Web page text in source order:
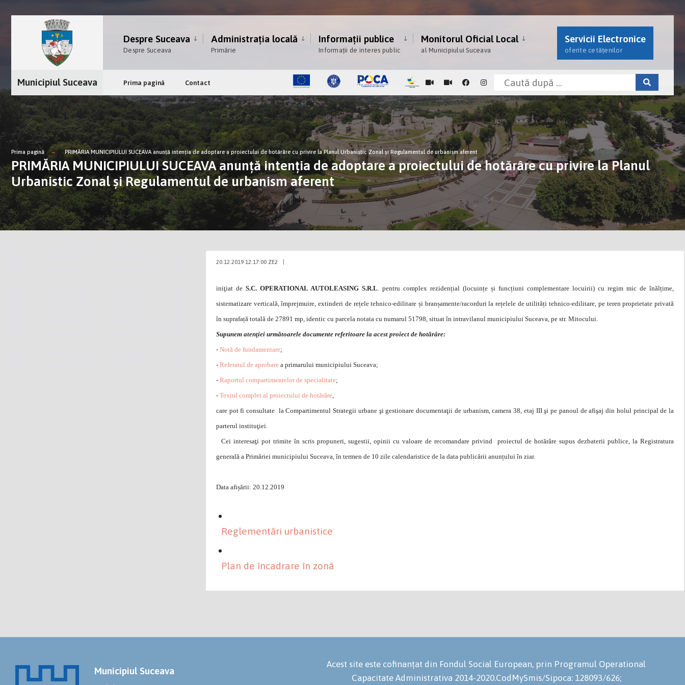
Despre Suceava
Despre Suceava
Administrația locală
Primărie
Informații publice
Informații de interes public
Monitorul Oficial Local
al Municipiului Suceava
Servicii Electronice
oferite cetățenilor
Municipiul Suceava Prima pagină Contact
Prima pagină PRIMĂRIA MUNICIPIULUI SUCEAVA anunţă intenţia de adoptare a proiectului de hotărâre cu privire la Planul Urbanistic Zonal şi Regulamentul de urbanism aferent
PRIMĂRIA MUNICIPIULUI SUCEAVA anunţă intenţia de adoptare a proiectului de hotărâre cu privire la Planul
Urbanistic Zonal şi Regulamentul de urbanism aferent
20.12.2019 12:17:00 ZE2
iniţiat de S.C. OPERATIONAL AUTOLEASING S.R.L. pentru complex rezidențial (locuințe și funcțiuni complementare locuirii) cu regim mic de înălțime,
sistematizare verticală, împrejmuire, extinderi de rețele tehnico-edilitare și branșamente/racorduri la rețelele de utilități tehnico-edilitare, pe teren proprietate privată
în suprafață totală de 27891 mp, identic cu parcela notata cu numarul 51798, situat în intravilanul municipiului Suceava, pe str. Mitocului.
Supunem atenţiei următoarele documente referitoare la acest proiect de hotărâre:
- Notă de fundamentare;
- Referatul de aprobare a primarului municipiului Suceava;
- Raportul compartimentelor de specialitate;
- Textul complet al proiectului de hotărâre,
care pot fi consultate la Compartimentul Strategii urbane şi gestionare documentaţii de urbanism, camera 38, etaj III şi pe panoul de afişaj din holul principal de la
parterul instituţiei.
Cei interesaţi pot trimite în scris propuneri, sugestii, opinii cu valoare de recomandare privind proiectul de hotărâre supus dezbaterii publice, la Registratura
generală a Primăriei municipiului Suceava, în termen de 10 zile calendaristice de la data publicării anunțului în ziar.
Data afișării: 20.12.2019
Reglementări urbanistice
Plan de încadrare în zonă
Municipiul Suceava
Acest site este cofinanțat din Fondul Social European, prin Programul Operational
Capacitate Administrativa 2014-2020.CodMySmis/Sipoca: 128093/626;